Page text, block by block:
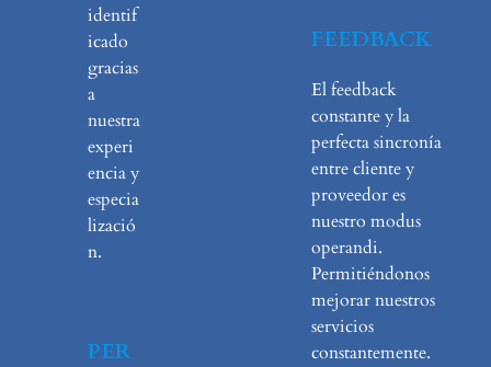
identif
icado
gracias
a
nuestra
experi
encia y
especia
lizació
n.
PER
FEEDBACK
El feedback
constante y la
perfecta sincronía
entre cliente y
proveedor es
nuestro modus
operandi.
Permitiéndonos
mejorar nuestros
servicios
constantemente.